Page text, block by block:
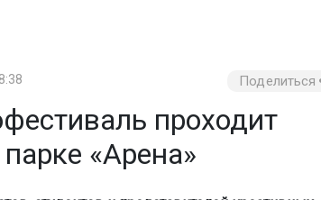
Поделиться
проходит
«Арена»